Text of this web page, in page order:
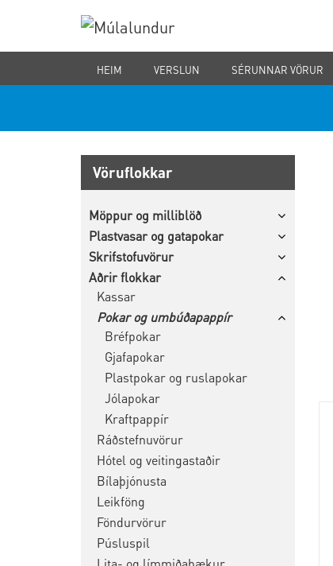
HEIM VERSLUN SÉRUNNAR VÖRUR
Vöruflokkar
Möppur og milliblöð
Plastvasar og gatapokar
Skrifstofuvörur
Aðrir flokkar
Kassar
Pokar og umbúðapappír
Bréfpokar
Gjafapokar
Plastpokar og ruslapokar
Jólapokar
Kraftpappír
Ráðstefnuvörur
Hótel og veitingastaðir
Bílaþjónusta
Leikföng
Föndurvörur
Púsluspil